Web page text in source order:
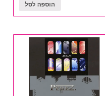
הוספה לסל